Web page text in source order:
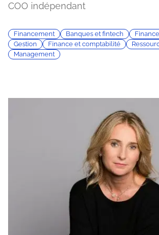
COO indépendant
Financement Banques et fintech
Gestion
Finance et comptabilité
Management